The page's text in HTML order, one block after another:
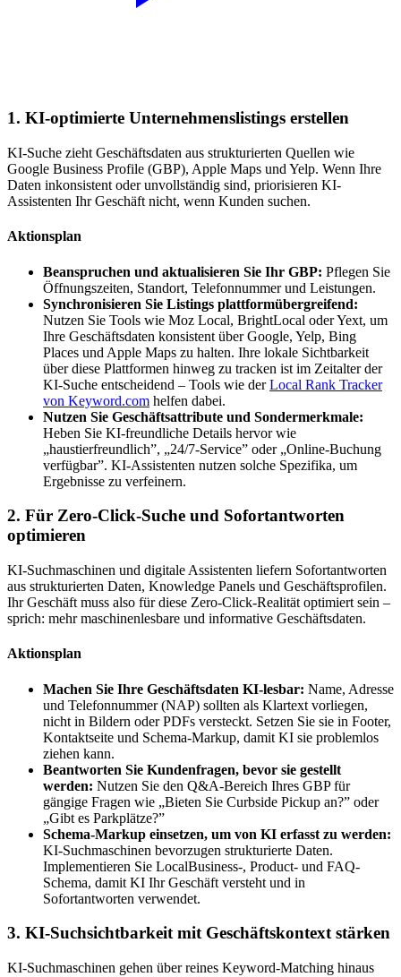
1. KI-optimierte Unternehmenslistings erstellen
KI-Suche zieht Geschäftsdaten aus strukturierten Quellen wie
Google Business Profile (GBP), Apple Maps und Yelp. Wenn Ihre
Daten inkonsistent oder unvollständig sind, priorisieren KI-
Assistenten Ihr Geschäft nicht, wenn Kunden suchen.
Aktionsplan
Beanspruchen und aktualisieren Sie Ihr GBP: Pflegen Sie
Öffnungszeiten, Standort, Telefonnummer und Leistungen.
Synchronisieren Sie Listings plattformübergreifend:
Nutzen Sie Tools wie Moz Local, BrightLocal oder Yext, um
Ihre Geschäftsdaten konsistent über Google, Yelp, Bing
Places und Apple Maps zu halten. Ihre lokale Sichtbarkeit
über diese Plattformen hinweg zu tracken ist im Zeitalter der
KI-Suche entscheidend – Tools wie derLocal Rank Tracker
von Keyword.com helfen dabei.
Nutzen Sie Geschäftsattribute und Sondermerkmale:
Heben Sie KI-freundliche Details hervor wie
„haustierfreundlich”, „24/7-Service” oder „Online-Buchung
verfügbar”. KI-Assistenten nutzen solche Spezifika, um
Ergebnisse zu verfeinern.
2. Für Zero-Click-Suche und Sofortantworten
optimieren
KI-Suchmaschinen und digitale Assistenten liefern Sofortantworten
aus strukturierten Daten, Knowledge Panels und Geschäftsprofilen.
Ihr Geschäft muss also für diese Zero-Click-Realität optimiert sein –
sprich: mehr maschinenlesbare und informative Geschäftsdaten.
Aktionsplan
Machen Sie Ihre Geschäftsdaten KI-lesbar: Name, Adresse
und Telefonnummer (NAP) sollten als Klartext vorliegen,
nicht in Bildern oder PDFs versteckt. Setzen Sie sie in Footer,
Kontaktseite und Schema-Markup, damit KI sie problemlos
ziehen kann.
Beantworten Sie Kundenfragen, bevor sie gestellt
werden: Nutzen Sie den Q&A-Bereich Ihres GBP für
gängige Fragen wie „Bieten Sie Curbside Pickup an?” oder
„Gibt es Parkplätze?”
Schema-Markup einsetzen, um von KI erfasst zu werden:
KI-Suchmaschinen bevorzugen strukturierte Daten.
Implementieren Sie LocalBusiness-, Product- und FAQ-
Schema, damit KI Ihr Geschäft versteht und in
Sofortantworten verwendet.
3. KI-Suchsichtbarkeit mit Geschäftskontext stärken
KI-Suchmaschinen gehen über reines Keyword-Matching hinaus